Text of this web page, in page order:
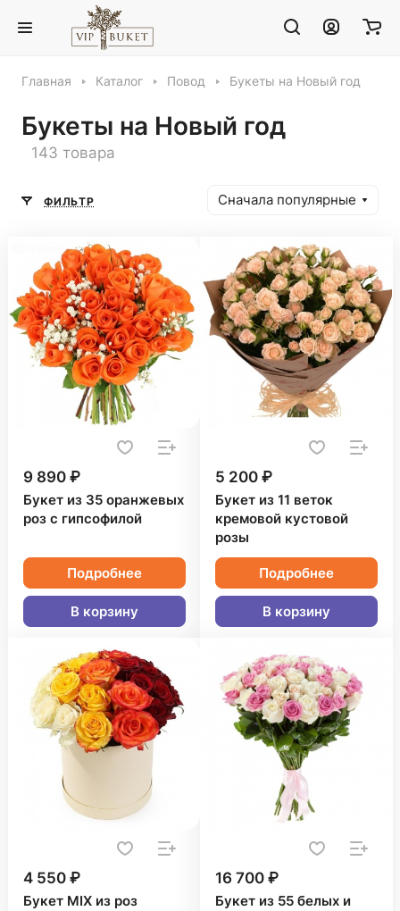
Главная Каталог Повод Букеты на Новый год
Букеты на Новый год
143 товара
ФИЛЬТР Сначала популярные
9 890 ₽
Букет из 35 оранжевых
роз с гипсофилой
Подробнее
В корзину
5 200 ₽
Букет из 11 веток
кремовой кустовой
розы
Подробнее
В корзину
4 550 ₽
Букет MIX из роз
16 700 ₽
Букет из 55 белых и